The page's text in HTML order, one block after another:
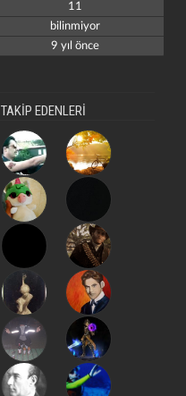
11
bilinmiyor
9 yıl önce
TAKİP EDENLERİ
kapat